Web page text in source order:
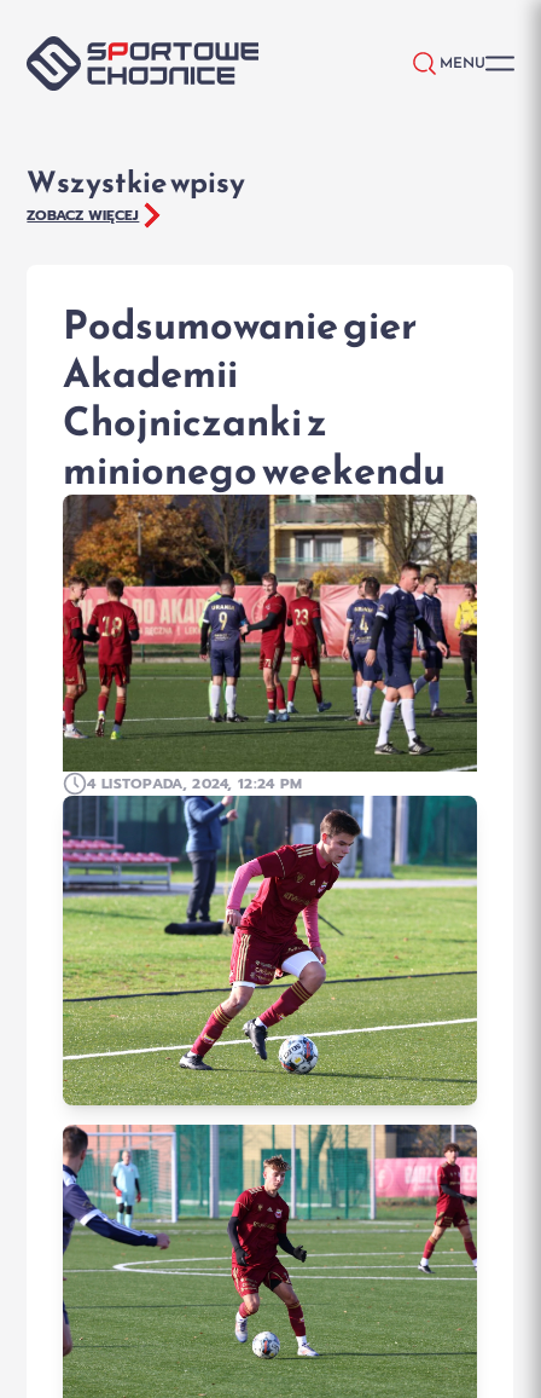
MENU
Wszystkie wpisy
ZOBACZ WIĘCEJ
Podsumowanie gier
Akademii
Chojniczanki z
minionego weekendu
4 LISTOPADA, 2024, 12:24 PM